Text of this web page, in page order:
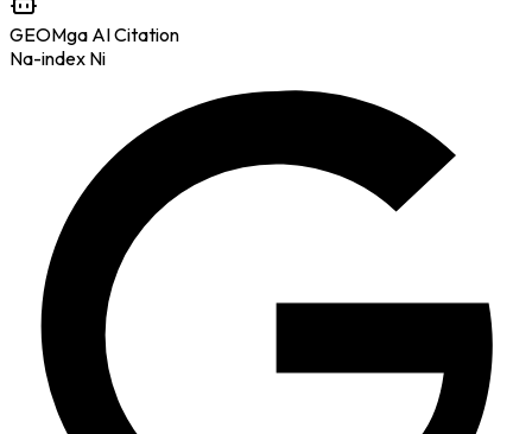
GEOMga AI Citation
Na-index Ni